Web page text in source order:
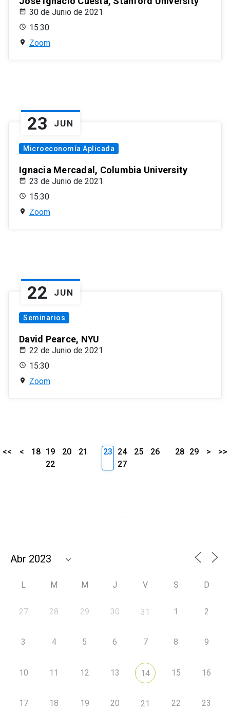
30 de Junio de 2021
15:30
Zoom
23 JUN
Microeconomía Aplicada
Ignacia Mercadal, Columbia University
23 de Junio de 2021
15:30
Zoom
22 JUN
Seminarios
David Pearce, NYU
22 de Junio de 2021
15:30
Zoom
<< < 18 19 20
21
22
23 24 25
26
27
28 29 > >>
L M M J V S D
27 28 29 30 31 1 2
3 4 5 6 7 8 9
10 11 12 13 14 15 16
17 18 19 20 21 22 23